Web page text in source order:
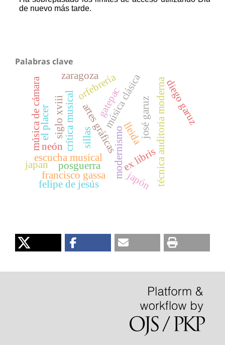
Palabras clave
modernismo
artes gráficas
ex libris
escucha musical técnica auditoria moderna
música clásica
crítica musical
música de cámara sillas
gatepac
posguerra
neón lleida
orfebrería
siglo xviii diego garuz
josé garuz
francisco gassa japón
felipe de jesús
japan
el placer
zaragoza